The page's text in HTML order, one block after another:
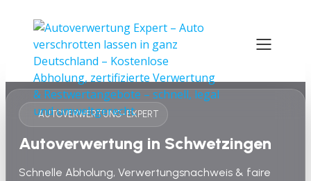
AUTOVERWERTUNG-EXPERT
Autoverwertung in Schwetzingen
Schnelle Abholung, Verwertungsnachweis & faire